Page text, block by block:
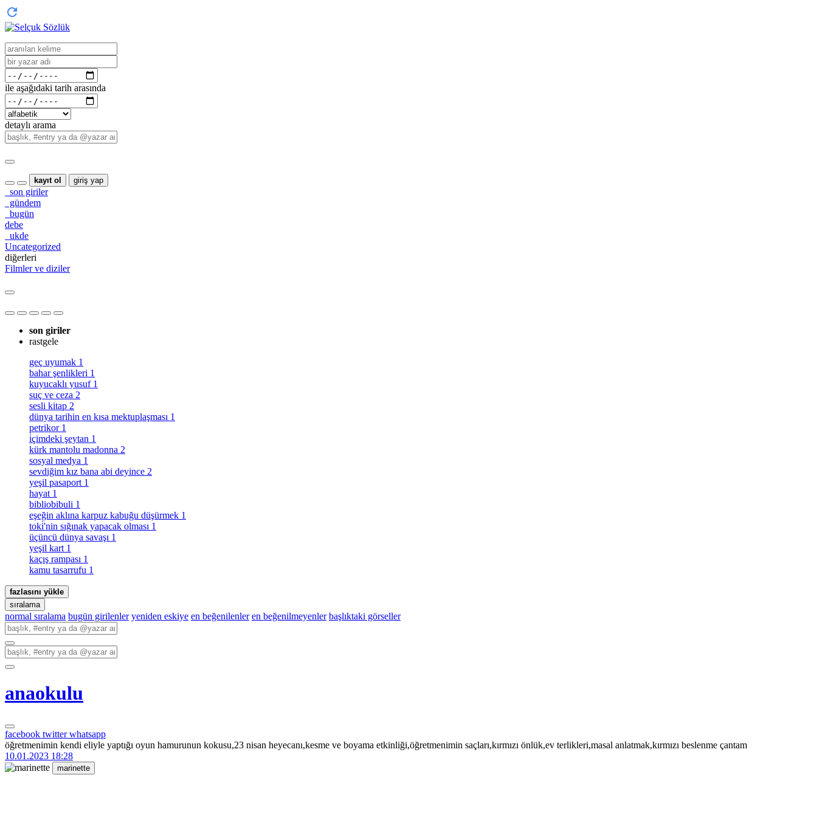
ile aşağıdaki tarih arasında
detaylı arama
kayıt ol giriş yap
son giriler
gündem
bugün
debe
ukde
Uncategorized
diğerleri
Filmler ve diziler
son giriler
rastgele
geç uyumak 1
bahar şenlikleri 1
kuyucaklı yusuf 1
suç ve ceza 2
sesli kitap 2
dünya tarihin en kısa mektuplaşması 1
petrikor 1
i̇çimdeki şeytan 1
kürk mantolu madonna 2
sosyal medya 1
sevdiğim kız bana abi deyince 2
yeşil pasaport 1
hayat 1
bibliobibuli 1
eşeğin aklına karpuz kabuğu düşürmek 1
toki̇'nin sığınak yapacak olması 1
üçüncü dünya savaşı 1
yeşil kart 1
kaçış rampası 1
kamu tasarrufu 1
fazlasını yükle
sıralama
normal sıralama bugün girilenler yeniden eskiye en beğenilenler en beğenilmeyenler başlıktaki görseller
anaokulu
facebook twitterwhatsapp
öğretmenimin kendi eliyle yaptığı oyun hamurunun kokusu,23 nisan heyecanı,kesme ve boyama etkinliği,öğretmenimin saçları,kırmızı önlük,ev terlikleri,masal anlatmak,kırmızı beslenme çantam
10.01.2023 18:28
marinette